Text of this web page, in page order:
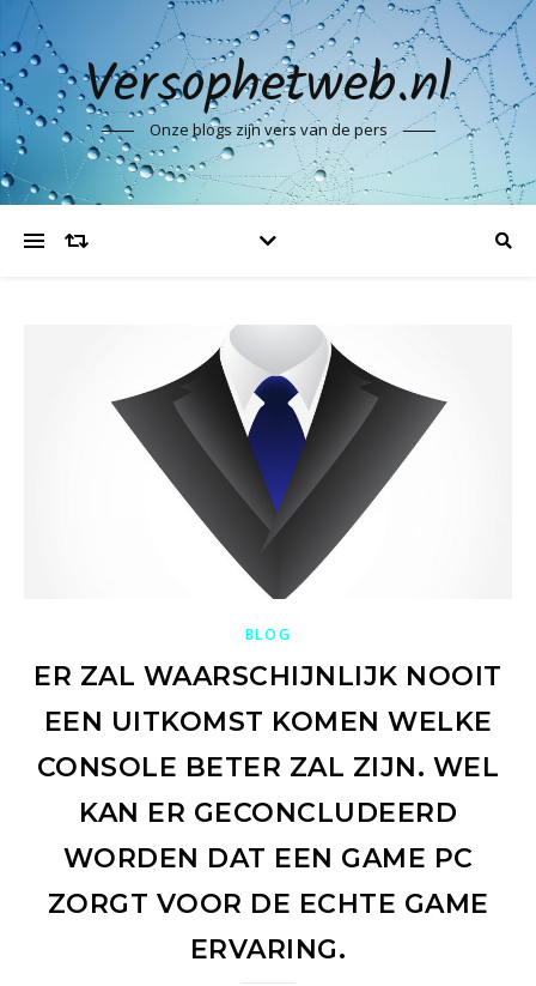
Versophetweb.nl
Onze blogs zijn vers van de pers
BLOG
ER ZAL WAARSCHIJNLIJK NOOIT
EEN UITKOMST KOMEN WELKE
CONSOLE BETER ZAL ZIJN. WEL
KAN ER GECONCLUDEERD
WORDEN DAT EEN GAME PC
ZORGT VOOR DE ECHTE GAME
ERVARING.